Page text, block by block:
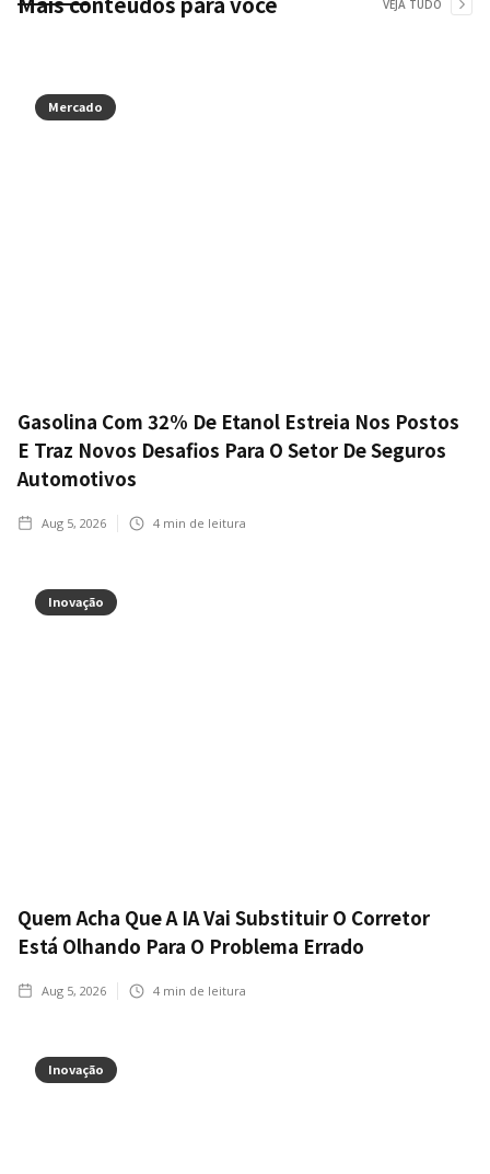
VEJA TUDO
Mercado
Gasolina Com 32% De Etanol Estreia Nos Postos
E Traz Novos Desafios Para O Setor De Seguros
Automotivos
Aug 5, 2026 4 min de leitura
Inovação
Quem Acha Que A IA Vai Substituir O Corretor
Está Olhando Para O Problema Errado
Aug 5, 2026 4 min de leitura
Inovação